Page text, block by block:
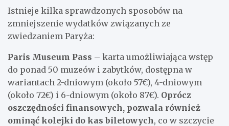
Istnieje kilka sprawdzonych sposobów na
zmniejszenie wydatków związanych ze
zwiedzaniem Paryża:
Paris Museum Pass – karta umożliwiająca wstęp
do ponad 50 muzeów i zabytków, dostępna w
wariantach 2-dniowym (około 57€), 4-dniowym
(około 72€) i 6-dniowym (około 87€). Oprócz
oszczędności finansowych, pozwala również
ominąć kolejki do kas biletowych, co w szczycie